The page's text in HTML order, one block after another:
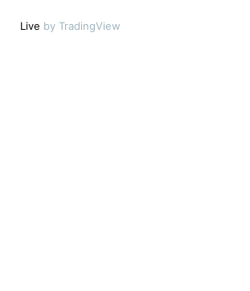
Live by TradingView